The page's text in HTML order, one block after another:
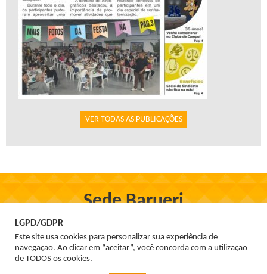
VER TODAS AS PUBLICAÇÕES
Sede Barueri
Rua Firmo de Oliveira, 97, Centro - Barueri
Tel. 3699-1555
LGPD/GDPR
Este site usa cookies para personalizar sua experiência de
navegação. Ao clicar em “aceitar”, você concorda com a utilização
de TODOS os cookies.